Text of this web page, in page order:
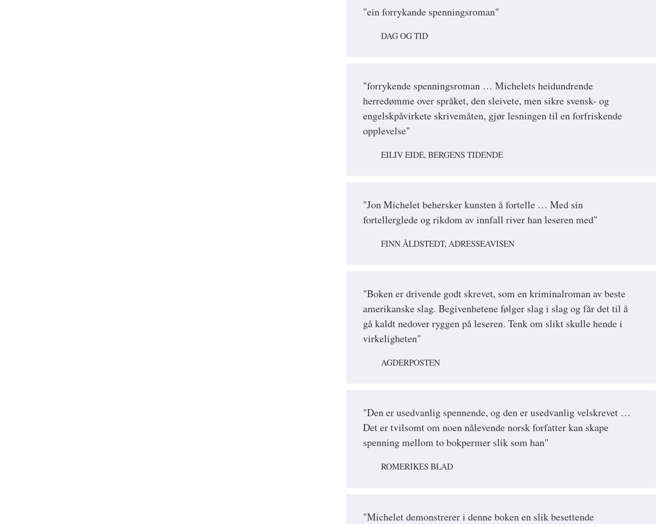
"ein forrykande spenningsroman"
DAG OG TID
"forrykende spenningsroman … Michelets heidundrende
herredømme over språket, den sleivete, men sikre svensk- og
engelskpåvirkete skrivemåten, gjør lesningen til en forfriskende
opplevelse"
EILIV EIDE, BERGENS TIDENDE
"Jon Michelet behersker kunsten å fortelle … Med sin
fortellerglede og rikdom av innfall river han leseren med"
FINN ÅLDSTEDT, ADRESSEAVISEN
"Boken er drivende godt skrevet, som en kriminalroman av beste
amerikanske slag. Begivenhetene følger slag i slag og får det til å
gå kaldt nedover ryggen på leseren. Tenk om slikt skulle hende i
virkeligheten"
AGDERPOSTEN
"Den er usedvanlig spennende, og den er usedvanlig velskrevet …
Det er tvilsomt om noen nålevende norsk forfatter kan skape
spenning mellom to bokpermer slik som han"
ROMERIKES BLAD
"Michelet demonstrerer i denne boken en slik besettende